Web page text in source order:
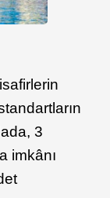
3
imkânı